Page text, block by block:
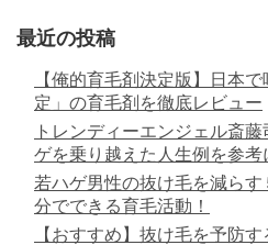
最近の投稿
【俺的育毛剤決定版】日本
定」の育毛剤を徹底レビュー
トレンディーエンジェル斎
ゲを乗り越えた人生例を参考
若ハゲ男性の抜け毛を減ら
分でできる育毛活動！
【おすすめ】抜け毛を予防